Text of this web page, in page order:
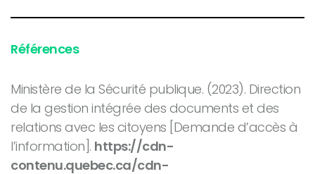
Références
Ministère de la Sécurité publique. (2023). Direction
de la gestion intégrée des documents et des
relations avec les citoyens [Demande d’accès à
l’information]. https://cdn-
contenu.quebec.ca/cdn-